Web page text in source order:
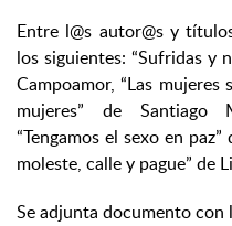
Entre l@s autor@s y
los siguientes: “Sufridas y
Campoamor, “Las mujeres
mujeres” de Santiago
“Tengamos el sexo en
moleste, calle y pague” de
Se adjunta documento